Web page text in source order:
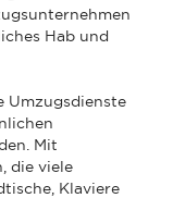
Hab und
Umzugsdienste
Mit
die viele
Klaviere